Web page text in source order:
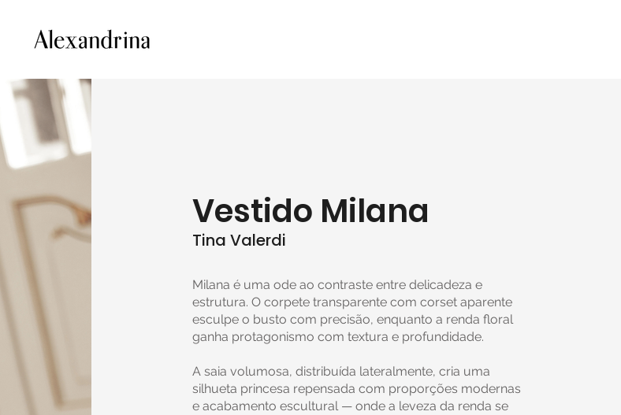
Vestido Milana
Tina Valerdi
Milana é uma ode ao contraste entre delicadeza e
estrutura. O corpete transparente com corset aparente
esculpe o busto com precisão, enquanto a renda floral
ganha protagonismo com textura e profundidade.
A saia volumosa, distribuída lateralmente, cria uma
silhueta princesa repensada com proporções modernas
e acabamento escultural — onde a leveza da renda se